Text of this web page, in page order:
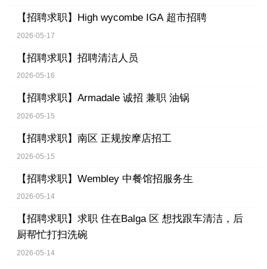
【招聘求职】 High wycombe IGA 超市招聘
2026-05-17
【招聘求职】 招聘清洁人员
2026-05-16
【招聘求职】 Armadale 诚招 兼职 油锅
2026-05-15
【招聘求职】 南区 正规按摩店招工
2026-05-15
【招聘求职】 Wembley 中餐馆招服务生
2026-05-14
【招聘求职】 求职 住在Balga 区 想找跟车清洁，后
厨帮忙打扫洗碗
2026-05-14